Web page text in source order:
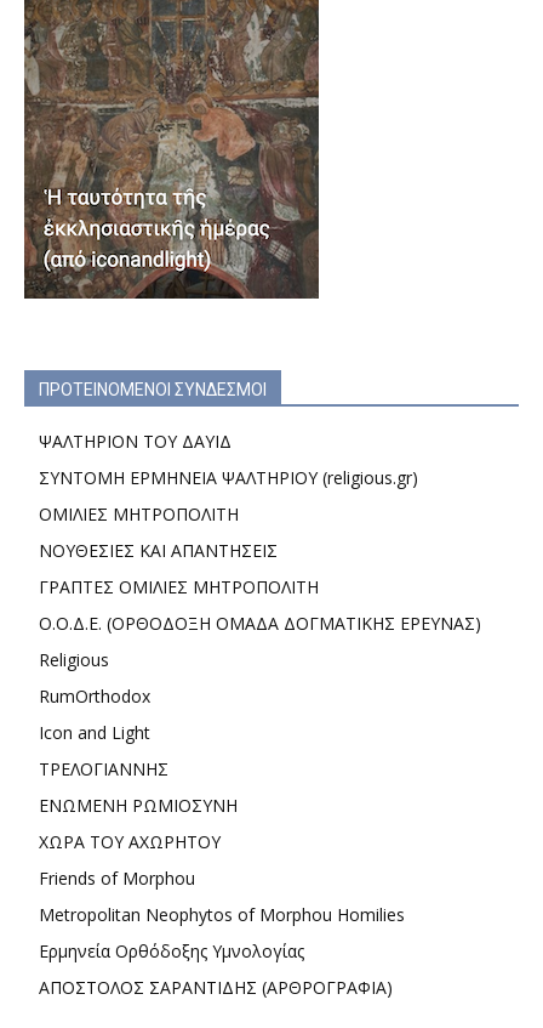
ΠΡΟΤΕΙΝΟΜΕΝΟΙ ΣΥΝΔΕΣΜΟΙ
ΨΑΛΤΗΡΙΟΝ ΤΟΥ ΔΑΥΙΔ
ΣΥΝΤΟΜΗ ΕΡΜΗΝΕΙΑ ΨΑΛΤΗΡΙΟΥ (religious.gr)
ΟΜΙΛΙΕΣ ΜΗΤΡΟΠΟΛΙΤΗ
ΝΟΥΘΕΣΙΕΣ ΚΑΙ ΑΠΑΝΤΗΣΕΙΣ
ΓΡΑΠΤΕΣ ΟΜΙΛΙΕΣ ΜΗΤΡΟΠΟΛΙΤΗ
Ο.Ο.Δ.Ε. (ΟΡΘΟΔΟΞΗ ΟΜΑΔΑ ΔΟΓΜΑΤΙΚΗΣ ΕΡΕΥΝΑΣ)
Religious
RumOrthodox
Icon and Light
ΤΡΕΛΟΓΙΑΝΝΗΣ
ΕΝΩΜΕΝΗ ΡΩΜΙΟΣΥΝΗ
ΧΩΡΑ ΤΟΥ ΑΧΩΡΗΤΟΥ
Friends of Morphou
Metropolitan Neophytos of Morphou Homilies
Ερμηνεία Ορθόδοξης Υμνολογίας
ΑΠΟΣΤΟΛΟΣ ΣΑΡΑΝΤΙΔΗΣ (ΑΡΘΡΟΓΡΑΦΙΑ)